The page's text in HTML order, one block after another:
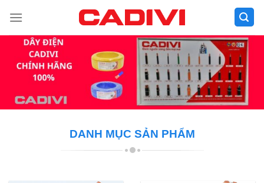
content
DANH MỤC SẢN PHẨM